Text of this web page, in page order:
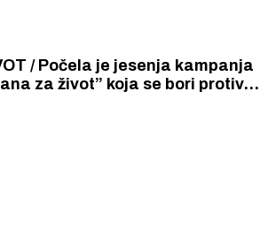
/ Počela je jesenja kampanja
za život” koja se bori protiv